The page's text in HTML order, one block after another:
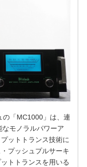
の「MC1000」は、連
モノラルパワーア
ットトランス技術に
プッシュプルサーキ
トトランスを用いる